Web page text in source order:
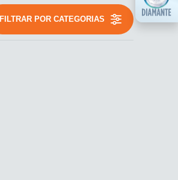
FILTRAR POR CATEGORIAS